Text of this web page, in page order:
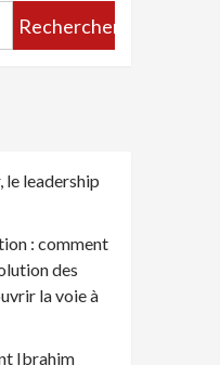
Rechercher
le leadership
: comment
des
la voie à
Ibrahim